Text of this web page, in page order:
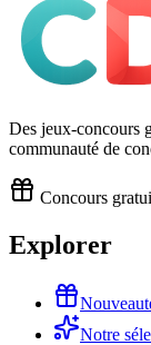
Des jeux-concours
communauté de
Concours
Explorer
Notre